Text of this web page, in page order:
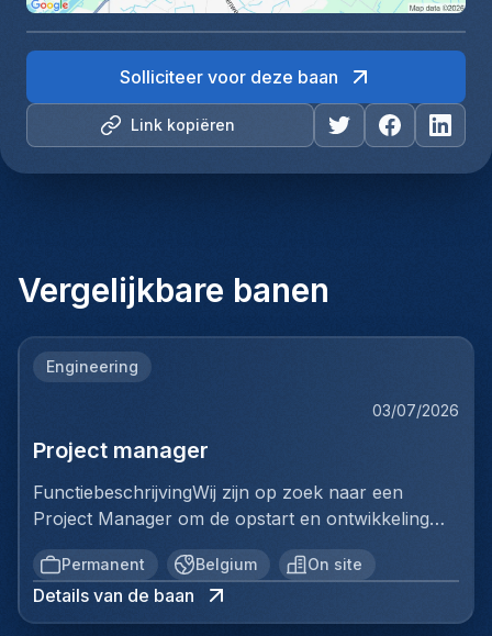
Link kopiëren
Solliciteer voor deze baan
Vergelijkbare banen
Engineering
03/07/2026
Project manager
FunctiebeschrijvingWij zijn op zoek naar een
Project Manager om de opstart en ontwikkeling
van een volledig nieuwe productielijn voor
ventilatiekanalen te leiden. Je bent
verantwoordelijk voor de volledige uitrol van dit
strategische project, van de opstartfase tot het
Permanent Belgium On site
Details van de baan